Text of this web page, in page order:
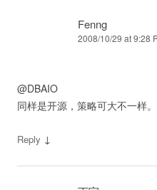
Fenng
2008/10/29 at 9:28
@DBAIO
同样是开源，策略可大不一样。
Reply ↓